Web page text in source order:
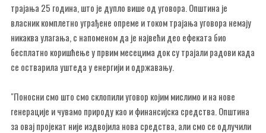
трајања 25 година, што је дупло више од уговора. Општина је
власник комплетно уграђене опреме и током трајања уговора немају
никаква улагања, с напоменом да је највећи део ефеката био
бесплатно коришћење у првим месецима док су трајали радови када
се остварила уштеда у енергији и одржавању.
"Поносни смо што смо склопили уговор којим мислимо и на нове
генерације и чувамо природу као и финансијска средства. Општина
за овај пројекат није издвојила нова средства, али смо се одлучили